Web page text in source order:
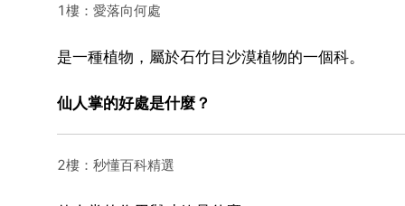
1樓：愛落向何處
是一種植物，屬於石竹目沙漠植物的一個科。
仙人掌的好處是什麼？
2樓：秒懂百科精選